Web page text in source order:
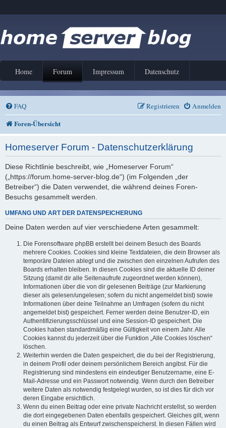
Home Forum Impressum Datenschutz
FAQ Anmelden
Registrieren
Foren-Übersicht
Homeserver Forum - Datenschutzerklärung
Diese Richtlinie beschreibt, wie „Homeserver Forum“
(„https://forum.home-server-blog.de“) (im Folgenden „der
Betreiber“) die Daten verwendet, die während deines Foren-
Besuchs gesammelt werden.
UMFANG UND ART DER DATENSPEICHERUNG
Deine Daten werden auf vier verschiedene Arten gesammelt:
Die Forensoftware phpBB erstellt bei deinem Besuch des Boards
mehrere Cookies. Cookies sind kleine Textdateien, die dein Browser als
temporäre Dateien ablegt und die zwischen den einzelnen Aufrufen des
Boards erhalten bleiben. In diesen Cookies sind die aktuelle ID deiner
Sitzung (damit dir alle Seitenaufrufe zugeordnet werden können),
Informationen über die von dir gelesenen Beiträge (zur Markierung
dieser als gelesen/ungelesen; sofern du nicht angemeldet bist) sowie
Informationen über deine Teilnahme an Umfragen (sofern du nicht
angemeldet bist) gespeichert. Ferner werden deine Benutzer-ID, ein
Authentifizierungsschlüssel und eine Session-ID gespeichert. Die
Cookies haben standardmäßig eine Gültigkeit von einem Jahr. Alle
Cookies kannst du jederzeit über die Funktion „Alle Cookies löschen“
löschen.
Weiterhin werden die Daten gespeichert, die du bei der Registrierung,
in deinem Profil oder deinem persönlichem Bereich angibst. Für die
Registrierung sind mindestens ein eindeutiger Benutzername, eine E-
Mail-Adresse und ein Passwort notwendig. Wenn durch den Betreiber
weitere Daten als notwendig festgelegt wurden, so ist dies für dich vor
deren Eingabe ersichtlich.
Wenn du einen Beitrag oder eine private Nachricht erstellst, so werden
die dort eingegebenen Daten ebenfalls gespeichert. Gleiches gilt, wenn
du einen Beitrag als Entwurf zwischenspeicherst. In diesen Fällen wird